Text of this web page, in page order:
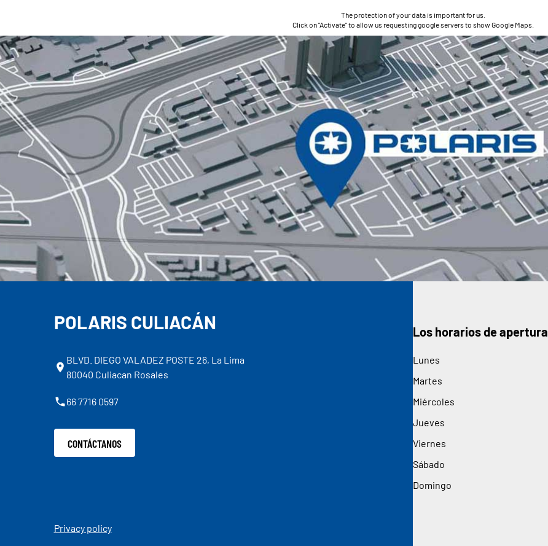
The protection of your data is important for us.
Click on "Activate" to allow us requesting google servers to show Google Maps.
POLARIS CULIACÁN
BLVD. DIEGO VALADEZ POSTE 26, La Lima
80040 Culiacan Rosales
66 7716 0597
CONTÁCTANOS
Los horarios de apertura
Lunes
Martes
Miércoles
Jueves
Viernes
Sábado
Domingo
Privacy policy